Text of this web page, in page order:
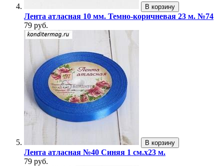
В корзину
Лента атласная 10 мм. Темно-коричневая 23 м. №74
79 руб.
В корзину
Лента атласная №40 Синяя 1 см.х23 м.
79 руб.